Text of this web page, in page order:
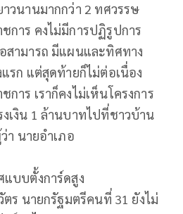
วนานมากกว่า 2 ทศวรรษ
การ คงไม่มีการปฏิรูปการ
สามารถ มีแผนและทิศทาง
รก แต่สุดท้ายก็ไม่ต่อเนื่อง
าร เราก็คงไม่เห็นโครงการ
เงิน 1 ล้านบาทไปที่ชาวบ้าน
า นายอำเภอ
แบบตั้งการ์ดสูง
ร นายกรัฐมตรีคนที่ 31 ยังไม่